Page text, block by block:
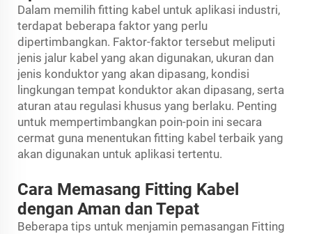
Dalam memilih fitting kabel untuk aplikasi industri,
terdapat beberapa faktor yang perlu
dipertimbangkan. Faktor-faktor tersebut meliputi
jenis jalur kabel yang akan digunakan, ukuran dan
jenis konduktor yang akan dipasang, kondisi
lingkungan tempat konduktor akan dipasang, serta
aturan atau regulasi khusus yang berlaku. Penting
untuk mempertimbangkan poin-poin ini secara
cermat guna menentukan fitting kabel terbaik yang
akan digunakan untuk aplikasi tertentu.
Cara Memasang Fitting Kabel
dengan Aman dan Tepat
Beberapa tips untuk menjamin pemasangan Fitting